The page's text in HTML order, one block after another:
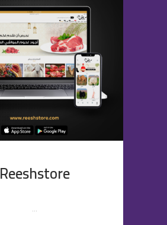
Reeshstore
...